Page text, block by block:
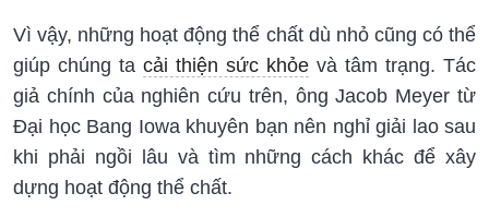
Vì vậy, những hoạt động thể chất dù nhỏ cũng có thể
giúp chúng ta cải thiện sức khỏe và tâm trạng. Tác
giả chính của nghiên cứu trên, ông Jacob Meyer từ
Đại học Bang Iowa khuyên bạn nên nghỉ giải lao sau
khi phải ngồi lâu và tìm những cách khác để xây
dựng hoạt động thể chất.